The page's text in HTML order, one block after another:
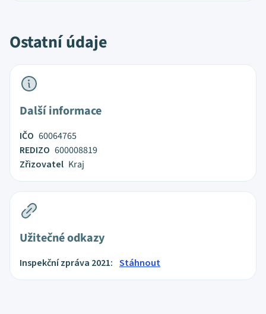
Ostatní údaje
Další informace
IČO 60064765
REDIZO 600008819
Zřizovatel Kraj
Užitečné odkazy
Inspekční zpráva 2021: Stáhnout